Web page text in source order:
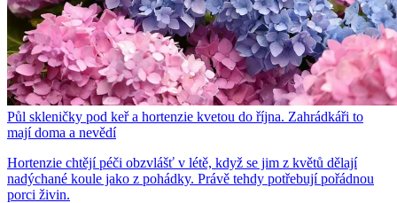
Půl skleničky pod keř a hortenzie kvetou do října. Zahrádkáři to
mají doma a nevědí
Hortenzie chtějí péči obzvlášť v létě, když se jim z květů dělají
nadýchané koule jako z pohádky. Právě tehdy potřebují pořádnou
porci živin.